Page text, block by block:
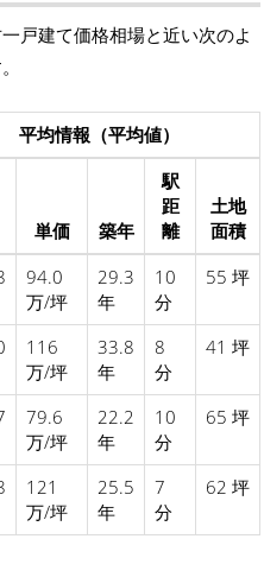
戸建て価格相場と近い次のよ
平均情報（平均値）
単価 築年
駅
距
離
土地
面積
94.0
万/坪
29.3
年
10
分
55 坪
116
万/坪
33.8
年
8
分
41 坪
79.6
万/坪
22.2
年
10
分
65 坪
121
万/坪
25.5
年
7
分
62 坪